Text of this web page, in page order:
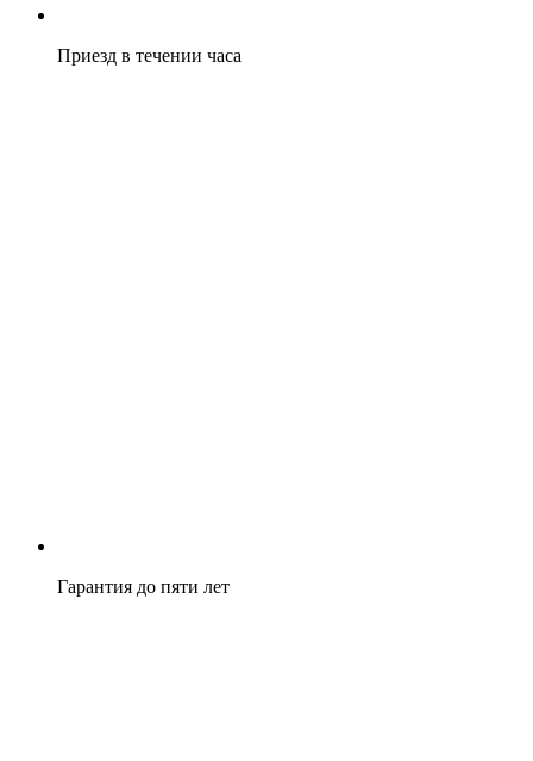
Приезд в течении часа
Гарантия до пяти лет